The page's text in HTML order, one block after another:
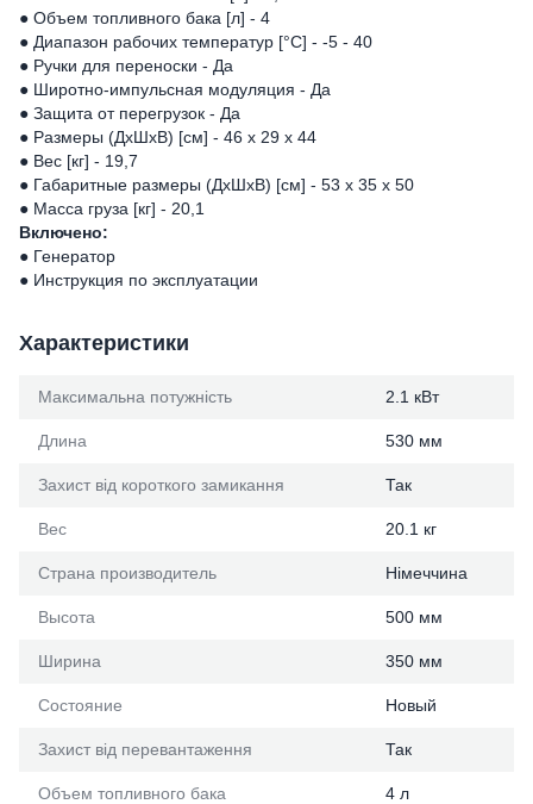
● Объем топливного бака [л] - 4
● Диапазон рабочих температур [°C] - -5 - 40
● Ручки для переноски - Да
● Широтно-импульсная модуляция - Да
● Защита от перегрузок - Да
● Размеры (ДхШхВ) [см] - 46 x 29 x 44
● Вес [кг] - 19,7
● Габаритные размеры (ДхШхВ) [см] - 53 x 35 x 50
● Масса груза [кг] - 20,1
Включено:
● Генератор
● Инструкция по эксплуатации
Характеристики
Максимальна потужність 2.1 кВт
Длина 530 мм
Захист від короткого замикання Так
Вес 20.1 кг
Страна производитель Німеччина
Высота 500 мм
Ширина 350 мм
Состояние Новый
Захист від перевантаження Так
Объем топливного бака 4 л